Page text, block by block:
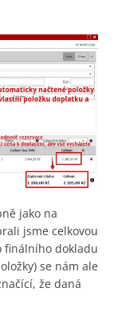
jako na
jsme celkovou
finálního dokladu
se nám ale
že daná